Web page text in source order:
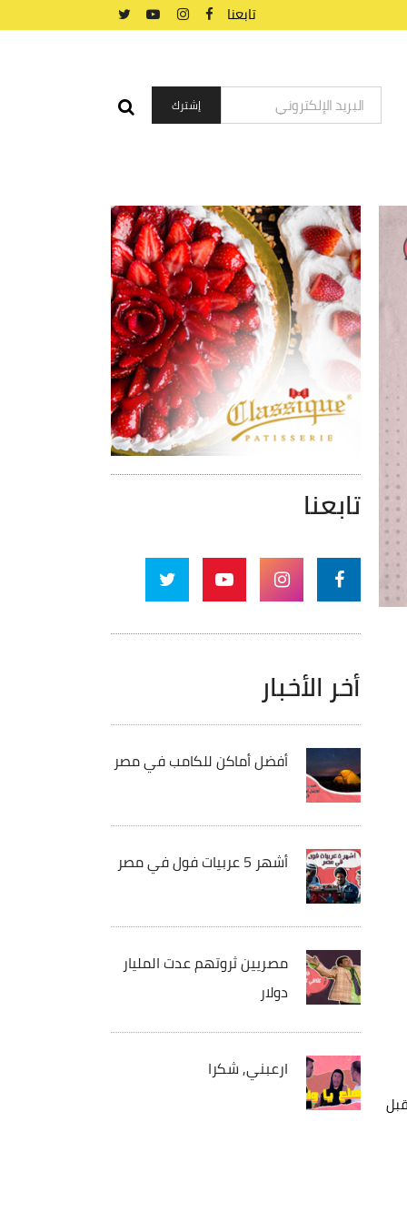
تابعنا
تابعنا
أخر الأخبار
أفضل أماكن للكامب في مصر
أشهر 5 عربيات فول في مصر
مصريين ثروتهم عدت المليار
دولار
ارعبني, شكرا